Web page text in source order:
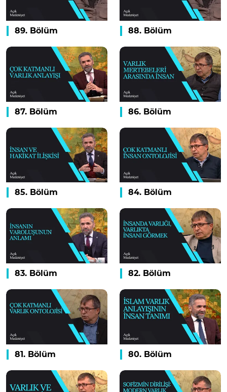
89. Bölüm 88. Bölüm
87. Bölüm 86. Bölüm
85. Bölüm 84. Bölüm
83. Bölüm 82. Bölüm
81. Bölüm 80. Bölüm